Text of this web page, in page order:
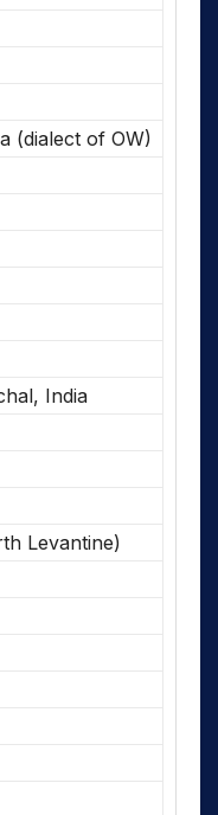
(dialect of OW)
India
Levantine)